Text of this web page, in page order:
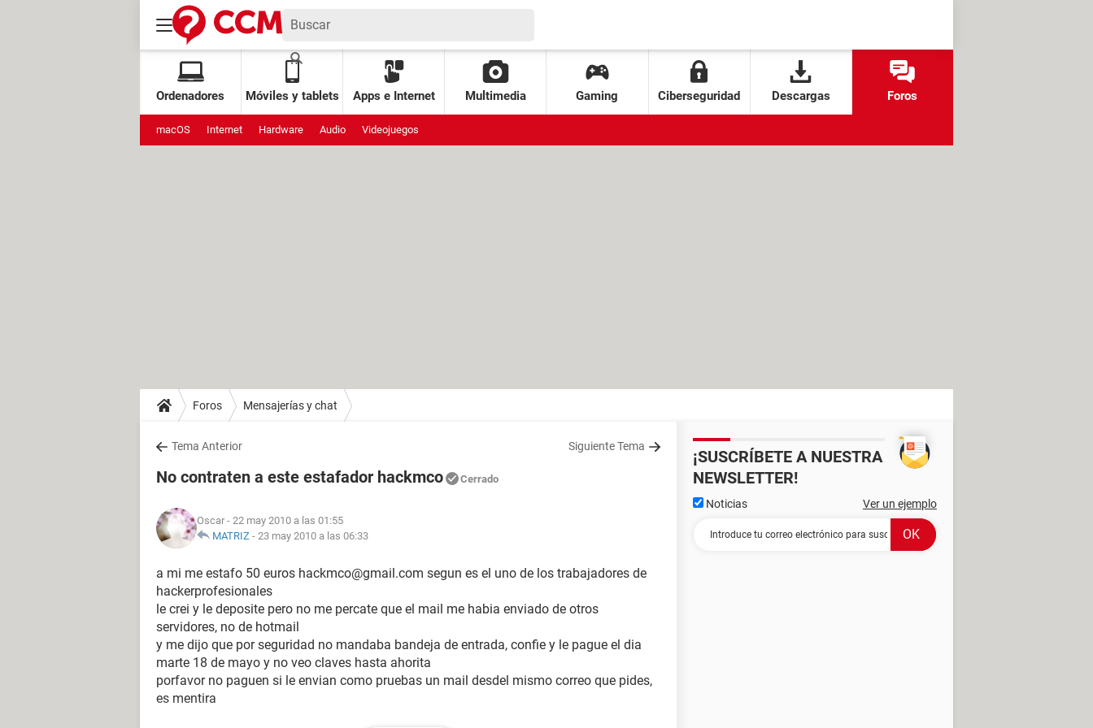
Ordenadores Móviles y tablets Apps e Internet Multimedia Gaming Ciberseguridad Descargas Foros
macOS Internet Hardware Audio Videojuegos
Foros Mensajerías y chat
Tema Anterior Siguiente Tema
No contraten a este estafador hackmco Cerrado
Oscar - 22 may 2010 a las 01:55
MATRIZ - 23 may 2010 a las 06:33
a mi me estafo 50 euros hackmco@gmail.com segun es el uno de los trabajadores de
hackerprofesionales
le crei y le deposite pero no me percate que el mail me habia enviado de otros
servidores, no de hotmail
y me dijo que por seguridad no mandaba bandeja de entrada, confie y le pague el dia
marte 18 de mayo y no veo claves hasta ahorita
porfavor no paguen si le envian como pruebas un mail desdel mismo correo que pides,
es mentira
¡SUSCRÍBETE A NUESTRA
NEWSLETTER!
Noticias Ver un ejemplo